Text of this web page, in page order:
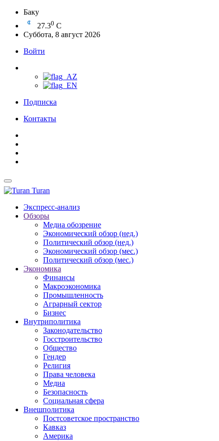
Баку
27.30 C
Суббота, 8 август 2026
Войти
Подписка
Контакты
Turan
Экспресс-анализ
Обзоры
Медиа обозрение
Экономический обзор (нед.)
Политический обзор (нед.)
Экономический обзор (мес.)
Политический обзор (мес.)
Экономика
Финансы
Макроэкономика
Промышленность
Аграрный сектор
Бизнес
Внутриполитика
Законодательство
Госстроительство
Общество
Гендер
Религия
Права человека
Медиа
Безопасность
Социальная сфера
Внешполитика
Постсоветское пространство
Кавказ
Америка